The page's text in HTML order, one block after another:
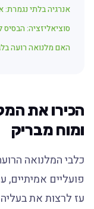
אנרגיה בלתי נגמרת:
סוציאליזציה: הבסיס
האם מלנואה רועה
הכירו את
ומוח מבריק
כלבי המלנואה
פועליים אמיתיים,
עז לרצות את